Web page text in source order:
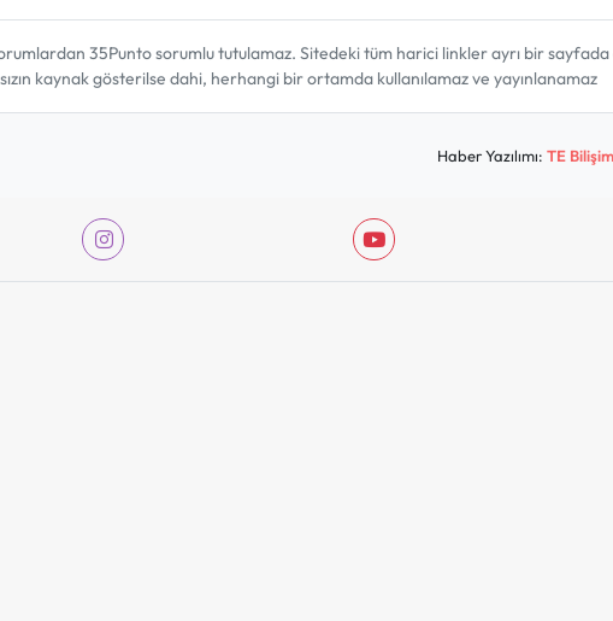
35Punto sorumlu tutulamaz. Sitedeki tüm harici linkler ayrı bir sayfada
kaynak gösterilse dahi, herhangi bir ortamda kullanılamaz ve yayınlanamaz
Haber Yazılımı:TE Bilişim